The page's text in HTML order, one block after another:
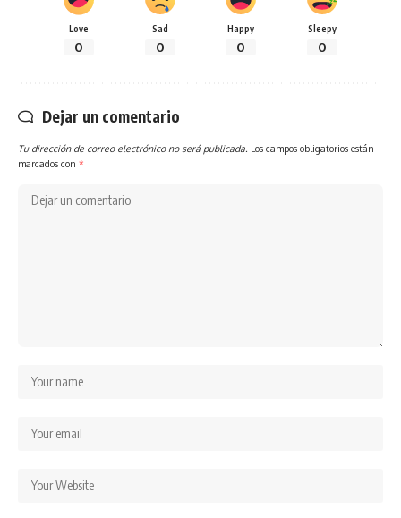
Love
0
Sad
0
Happy
0
Sleepy
0
Dejar un comentario
Tu dirección de correo electrónico no será publicada. Los campos obligatorios están
marcados con *